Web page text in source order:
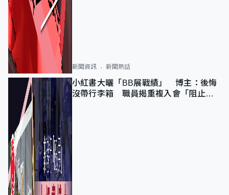
新聞資訊 新聞熱話
小紅書大曬「BB展戰績」 博主：後悔
沒帶行李箱 職員揭重複入會「阻止唔